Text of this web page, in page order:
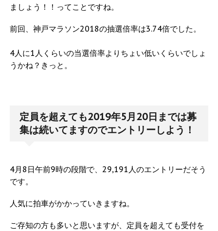
ましょう！！ってことですね。
前回、神戸マラソン2018の抽選倍率は3.74倍でした。
4人に1人くらいの当選倍率よりちょい低いくらいでしょ
うかね？きっと。
定員を超えても2019年5月20日までは募
集は続いてますのでエントリーしよう！
4月8日午前9時の段階で、29,191人のエントリーだそう
です。
人気に拍車がかかっていきますね。
ご存知の方も多いと思いますが、定員を超えても受付を